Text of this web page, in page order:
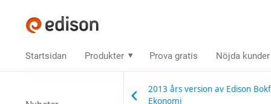
Startsidan Produkter Prova gratis Nöjda kunder
2013 års version av Edison
Ekonomi